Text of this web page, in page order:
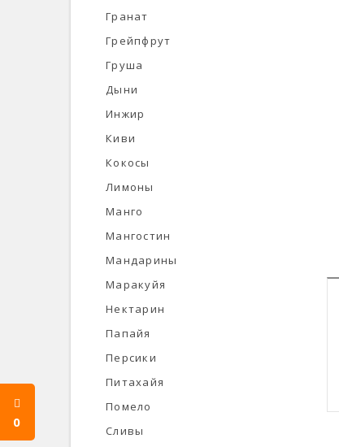
0
Гранат
Грейпфрут
Груша
Дыни
Инжир
Киви
Кокосы
Лимоны
Манго
Мангостин
Мандарины
Маракуйя
Нектарин
Папайя
Персики
Питахайя
Помело
Сливы